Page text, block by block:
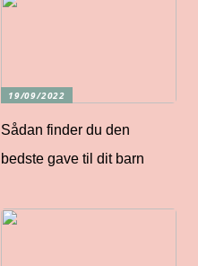
19/09/2022
Sådan finder du den
bedste gave til dit barn